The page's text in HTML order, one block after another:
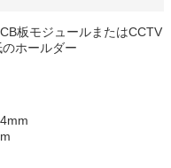
板モジュールまたはCCTV
ホールダー